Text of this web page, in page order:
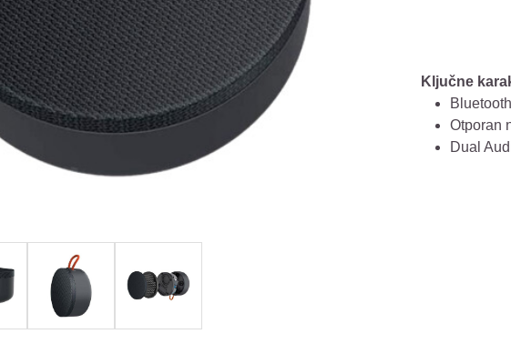
Ključne
Otporan
Dual